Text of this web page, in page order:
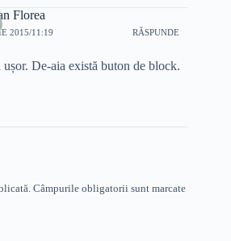
Florea
2015/11:19 RĂSPUNDE
De-aia există buton de block.
Câmpurile obligatorii sunt marcate